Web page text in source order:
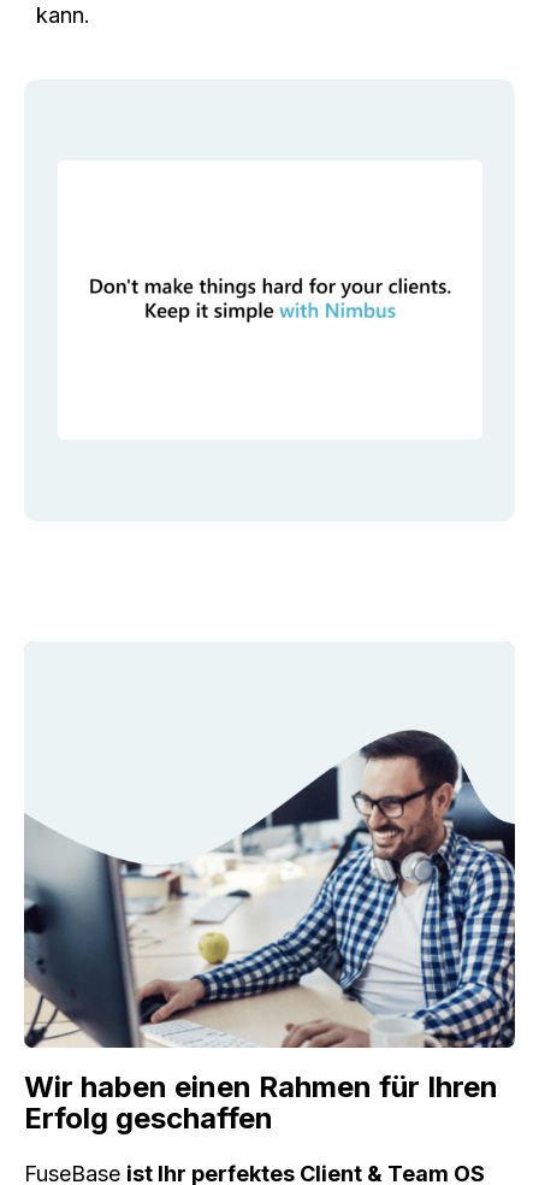
kann.
Wir haben einen Rahmen für Ihren
Erfolg geschaffen
FuseBase ist Ihr perfektes Client & Team OS